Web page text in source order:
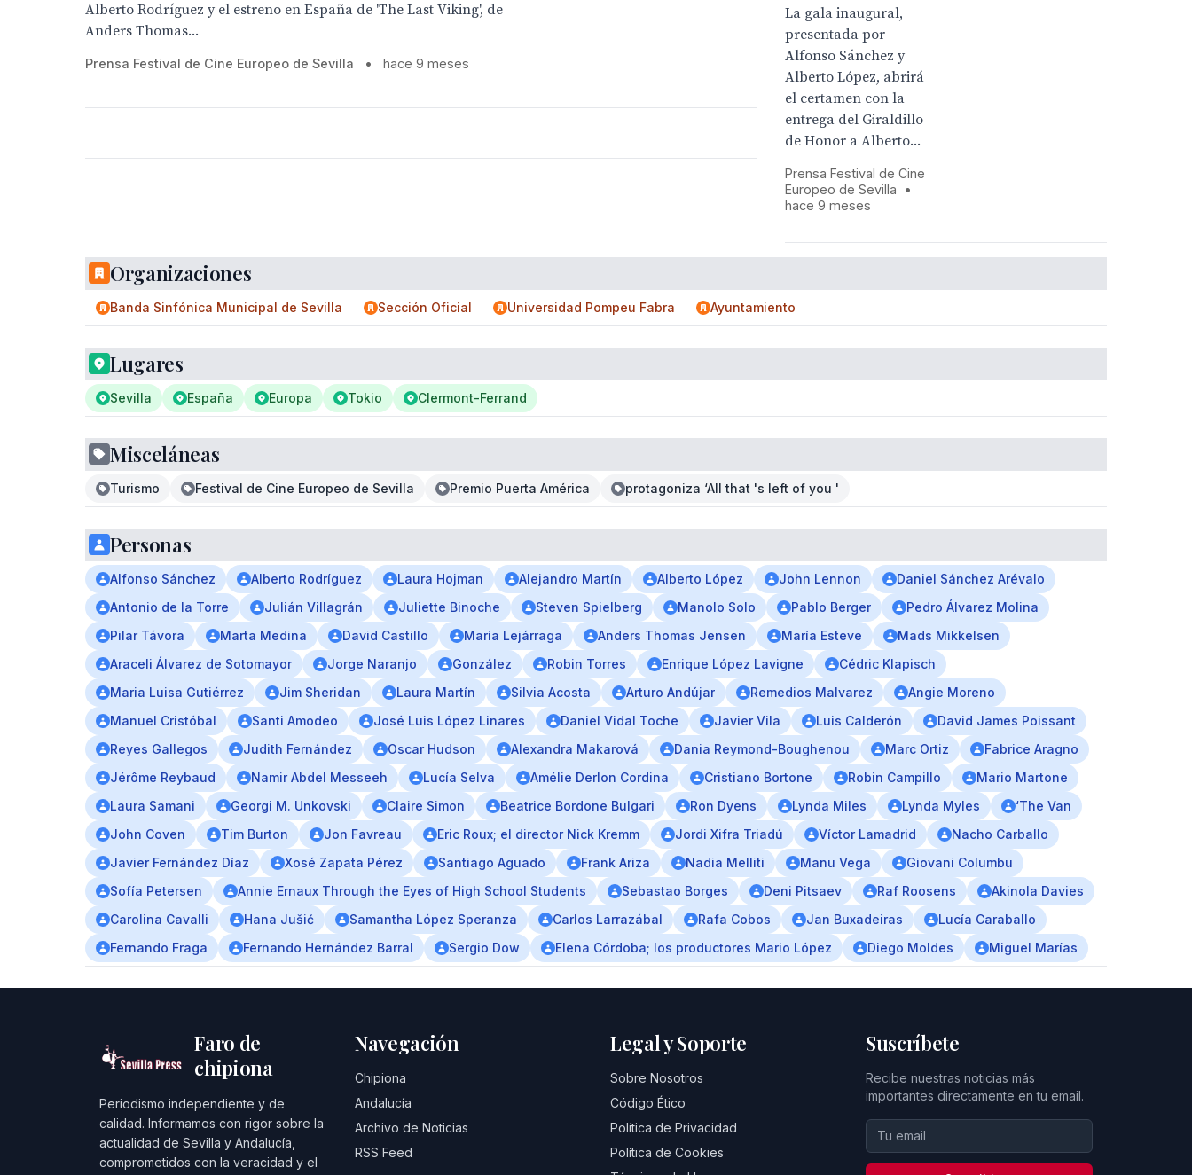
Alberto Rodríguez y el estreno en España de 'The Last Viking', de
Anders Thomas...
Prensa Festival de Cine Europeo de Sevilla • hace 9 meses
La gala inaugural,
presentada por
Alfonso Sánchez y
Alberto López, abrirá
el certamen con la
entrega del Giraldillo
de Honor a Alberto...
Prensa Festival de Cine
Europeo de Sevilla
•
hace 9 meses
Organizaciones
Banda Sinfónica Municipal de Sevilla Sección Oficial Universidad Pompeu Fabra Ayuntamiento
Lugares
Sevilla España Europa Tokio Clermont-Ferrand
Misceláneas
Turismo Festival de Cine Europeo de Sevilla Premio Puerta América protagoniza ‘All that 's left of you '
Personas
Alfonso Sánchez Alberto Rodríguez Laura Hojman Alejandro Martín Alberto López John Lennon
Daniel Sánchez Arévalo
Antonio de la Torre
Julián Villagrán Juliette Binoche Steven Spielberg Manolo Solo Pablo Berger
Pedro Álvarez Molina
Pilar Távora
Marta Medina David Castillo María Lejárraga Anders Thomas Jensen María Esteve
Mads Mikkelsen
Araceli Álvarez de Sotomayor
Jorge Naranjo González Robin Torres Enrique López Lavigne
Cédric Klapisch
Maria Luisa Gutiérrez
Jim Sheridan Laura Martín Silvia Acosta Arturo Andújar Remedios Malvarez
Angie Moreno
Manuel Cristóbal
Santi Amodeo José Luis López Linares Daniel Vidal Toche Javier Vila Luis Calderón
David James Poissant
Reyes Gallegos
Judith Fernández Oscar Hudson Alexandra Makarová Dania Reymond-Boughenou Marc Ortiz
Fabrice Aragno
Jérôme Reybaud
Namir Abdel Messeeh Lucía Selva Amélie Derlon Cordina Cristiano Bortone Robin Campillo
Mario Martone
Laura Samani
Georgi M. Unkovski Claire Simon Beatrice Bordone Bulgari Ron Dyens Lynda Miles Lynda Myles
‘The Van
John Coven
Tim Burton Jon Favreau Eric Roux; el director Nick Kremm Jordi Xifra Triadú Víctor Lamadrid
Nacho Carballo
Javier Fernández Díaz
Xosé Zapata Pérez Santiago Aguado Frank Ariza Nadia Melliti Manu Vega
Giovani Columbu
Sofía Petersen
Annie Ernaux Through the Eyes of High School Students Sebastao Borges Deni Pitsaev Raf Roosens
Akinola Davies
Carolina Cavalli
Hana Jušić Samantha López Speranza Carlos Larrazábal Rafa Cobos Jan Buxadeiras
Lucía Caraballo
Fernando Fraga
Fernando Hernández Barral Sergio Dow Elena Córdoba; los productores Mario López Diego Moldes Miguel Marías
Faro de
chipiona
Periodismo independiente y de
calidad. Informamos con rigor sobre la
actualidad de Sevilla y Andalucía,
comprometidos con la veracidad y el
Navegación
Chipiona
Andalucía
Archivo de Noticias
RSS Feed
Legal y Soporte
Sobre Nosotros
Código Ético
Política de Privacidad
Política de Cookies
Suscríbete
Recibe nuestras noticias más
importantes directamente en tu email.